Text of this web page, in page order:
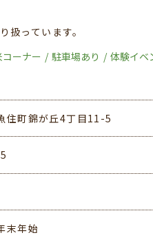
扱っています。
コーナー 駐車場あり
体験イベ
住町錦が丘4丁目11-5
末年始